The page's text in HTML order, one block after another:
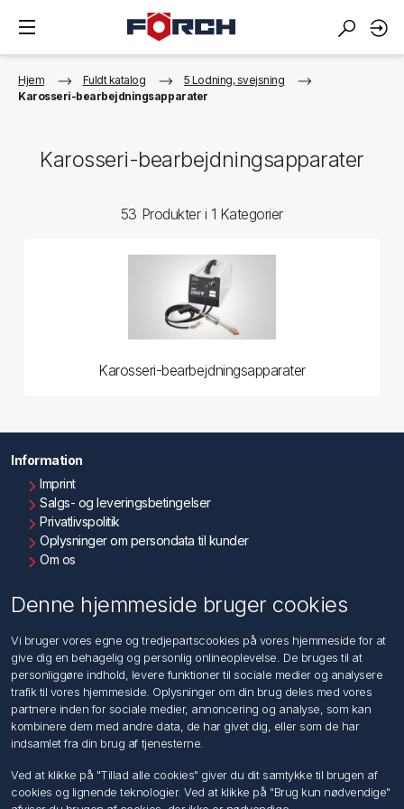
Hjem Fuldt katalog
5 Lodning, svejsning
Karosseri-bearbejdningsapparater
Karosseri-bearbejdningsapparater
53 Produkter i 1 Kategorier
Karosseri-bearbejdningsapparater
Information
Imprint
Salgs- og leveringsbetingelser
Privatlivspolitik
Oplysninger om persondata til kunder
Om os
Søg
Min konto
Min konto
Ordrer
Adresser
Ansøg om Sælger konto
Denne hjemmeside bruger cookies
Vi bruger vores egne og tredjepartscookies på vores hjemmeside for at
give dig en behagelig og personlig onlineoplevelse. De bruges til at
personliggøre indhold, levere funktioner til sociale medier og analysere
trafik til vores hjemmeside. Oplysninger om din brug deles med vores
partnere inden for sociale medier, annoncering og analyse, som kan
kombinere dem med andre data, de har givet dig, eller som de har
indsamlet fra din brug af tjenesterne.
Ved at klikke på "Tillad alle cookies" giver du dit samtykke til brugen af
cookies og lignende teknologier. Ved at klikke på "Brug kun nødvendige"